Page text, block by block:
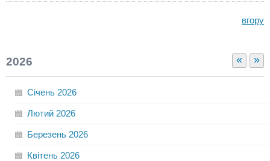
вгору
« »
2026
Січень 2026
Лютий 2026
Березень 2026
Квітень 2026